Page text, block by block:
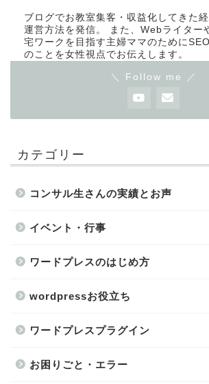
ブログでお教室集客・収益化してきた
運営方法を発信。 また、Webライター
宅ワークを目指す主婦ママのために
のことを女性視点でお伝えします。
＼ Follow me ／
カテゴリー
コンサル生さんの実績とお声
イベント・行事
ワードプレスのはじめ方
wordpressお役立ち
ワードプレスプラグイン
お困りごと・エラー